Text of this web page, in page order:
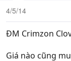
4/5/14
ĐM Crimzon
Giá nào cũng